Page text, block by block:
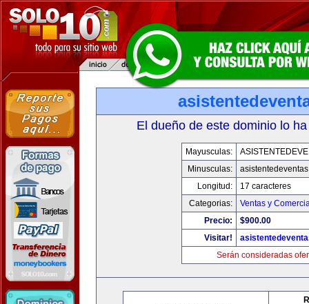
El dueño de este dominio lo
Mayusculas:
Minusculas:
Longitud:
17 caracteres
Categorias:
Ventas y
Precio:
$900.00
Visitar!
Serán consideradas